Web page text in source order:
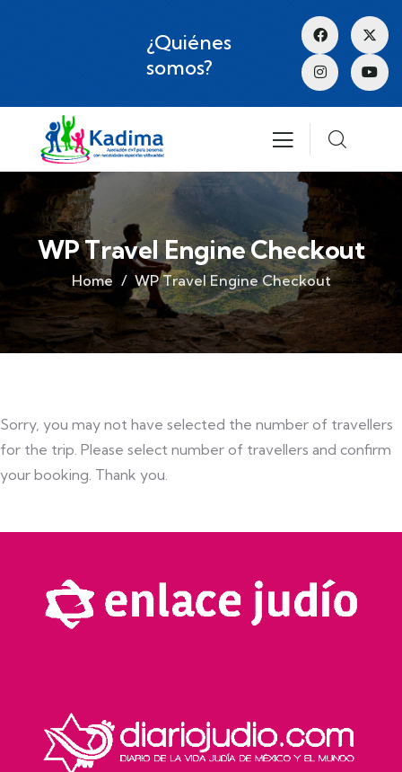
¿Quiénes
somos?
WP Travel Engine Checkout
Home WP Travel Engine Checkout
Sorry, you may not have selected the number of travellers
for the trip. Please select number of travellers and confirm
your booking. Thank you.